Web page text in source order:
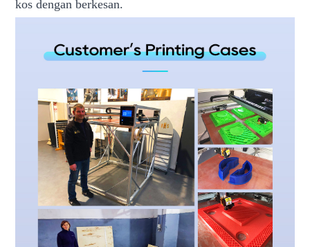
kos dengan berkesan.